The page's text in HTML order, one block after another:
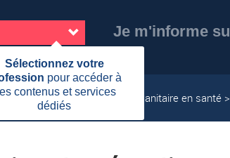
Je m'informe
Sélectionnez votre
pour accéder à
contenus et services
dédiés
initiale ou continue
Service sanitaire en santé